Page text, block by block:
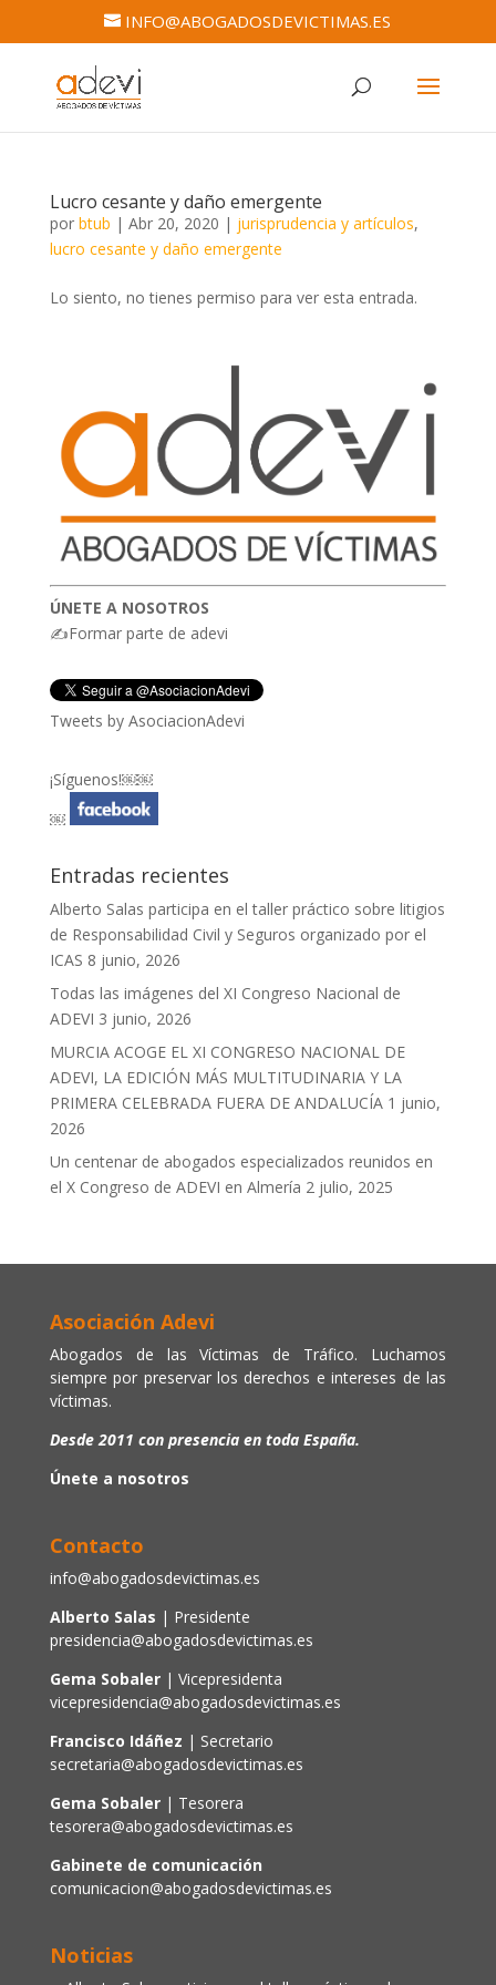
INFO@ABOGADOSDEVICTIMAS.ES
Lucro cesante y daño emergente
por btub | Abr 20, 2020 | jurisprudencia y artículos,
lucro cesante y daño emergente
Lo siento, no tienes permiso para ver esta entrada.
ÚNETE A NOSOTROS
✍Formar parte de adevi
Tweets by AsociacionAdevi
¡Síguenos!￼￼
￼
Entradas recientes
Alberto Salas participa en el taller práctico sobre litigios
de Responsabilidad Civil y Seguros organizado por el
ICAS 8 junio, 2026
Todas las imágenes del XI Congreso Nacional de
ADEVI 3 junio, 2026
MURCIA ACOGE EL XI CONGRESO NACIONAL DE
ADEVI, LA EDICIÓN MÁS MULTITUDINARIA Y LA
PRIMERA CELEBRADA FUERA DE ANDALUCÍA 1 junio,
2026
Un centenar de abogados especializados reunidos en
el X Congreso de ADEVI en Almería 2 julio, 2025
Asociación Adevi
Abogados de las Víctimas de Tráfico. Luchamos
siempre por preservar los derechos e intereses de las
víctimas.
Desde 2011 con presencia en toda España.
Únete a nosotros
Contacto
info@abogadosdevictimas.es
Alberto Salas | Presidente
presidencia@abogadosdevictimas.es
Gema Sobaler | Vicepresidenta
vicepresidencia@abogadosdevictimas.es
Francisco Idáñez | Secretario
secretaria@abogadosdevictimas.es
Gema Sobaler| Tesorera
tesorera@abogadosdevictimas.es
Gabinete de comunicación
comunicacion@abogadosdevictimas.es
Noticias